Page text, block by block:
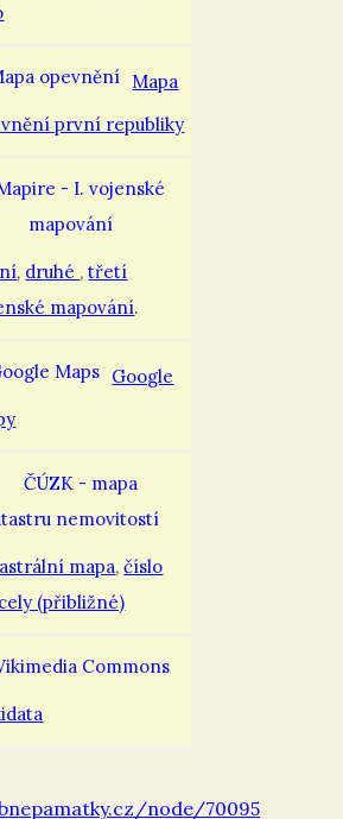
Mapa
první republiky
, druhé ,třetí
mapování.
Google
mapa,číslo
(přibližné)
node/70095